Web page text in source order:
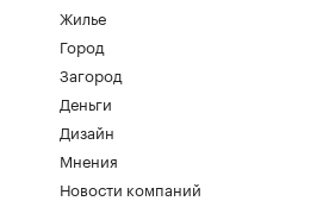
Жилье
Город
Загород
Деньги
Дизайн
Мнения
Новости компаний